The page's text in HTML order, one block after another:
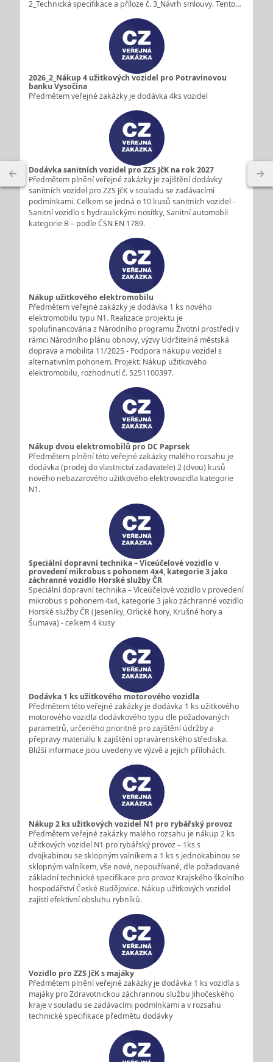
2_Technická specifikace a příloze č. 3_Návrh smlouvy. Tento…
2026_2_Nákup 4 užitkových vozidel pro Potravinovou
banku Vysočina
Předmětem veřejné zakázky je dodávka 4ks vozidel
Dodávka sanitních vozidel pro ZZS JčK na rok 2027
Předmětem plnění veřejné zakázky je zajištění dodávky
sanitních vozidel pro ZZS JčK v souladu se zadávacími
podmínkami. Celkem se jedná o 10 kusů sanitních vozidel -
Sanitní vozidlo s hydraulickými nosítky, Sanitní automobil
kategorie B – podle ČSN EN 1789.
Nákup užitkového elektromobilu
Předmětem veřejné zakázky je dodávka 1 ks nového
elektromobilu typu N1. Realizace projektu je
spolufinancována z Národního programu Životní prostředí v
rámci Národního plánu obnovy, výzvy Udržitelná městská
doprava a mobilita 11/2025 - Podpora nákupu vozidel s
alternativním pohonem. Projekt: Nákup užitkového
elektromobilu, rozhodnutí č. 5251100397.
Nákup dvou elektromobilů pro DC Paprsek
Předmětem plnění této veřejné zakázky malého rozsahu je
dodávka (prodej do vlastnictví zadavatele) 2 (dvou) kusů
nového nebazarového užitkového elektrovozidla kategorie
N1.
Speciální dopravní technika – Víceúčelové vozidlo v
provedení mikrobus s pohonem 4x4, kategorie 3 jako
záchranné vozidlo Horské služby ČR
Speciální dopravní technika – Víceúčelové vozidlo v provedení
mikrobus s pohonem 4x4, kategorie 3 jako záchranné vozidlo
Horské služby ČR (Jeseníky, Orlické hory, Krušné hory a
Šumava) - celkem 4 kusy
Dodávka 1 ks užitkového motorového vozidla
Předmětem této veřejné zakázky je dodávka 1 ks užitkového
motorového vozidla dodávkového typu dle požadovaných
parametrů, určeného prioritně pro zajištění údržby a
přepravy materiálu k zajištění opravárenského střediska.
Bližší informace jsou uvedeny ve výzvě a jejích přílohách.
Nákup 2 ks užitkových vozidel N1 pro rybářský provoz
Předmětem veřejné zakázky malého rozsahu je nákup 2 ks
užitkových vozidel N1 pro rybářský provoz – 1ks s
dvojkabinou se sklopným valníkem a 1 ks s jednokabinou se
sklopným valníkem, vše nové, nepoužívané, dle požadované
základní technické specifikace pro provoz Krajského školního
hospodářství České Budějovice. Nákup užitkových vozidel
zajistí efektivní obsluhu rybníků.
Vozidlo pro ZZS JčK s majáky
Předmětem plnění veřejné zakázky je dodávka 1 ks vozidla s
majáky pro Zdravotnickou záchrannou službu Jihočeského
kraje v souladu se zadávacími podmínkami a v rozsahu
technické specifikace předmětu dodávky